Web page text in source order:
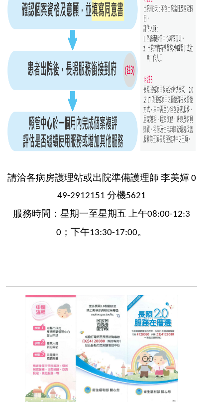
請洽各病房護理站或出院準備護理師 李美嬋0
49-2912151 分機5621
服務時間：星期一至星期五 上午08:00-12:3
0 ；下午13:30-17:00。